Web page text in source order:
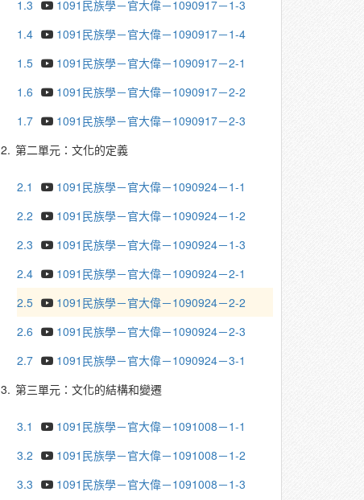
1.3
1091民族學－官大偉－1090917－1-3
1.4
1091民族學－官大偉－1090917－1-4
1.5
1091民族學－官大偉－1090917－2-1
1.6
1091民族學－官大偉－1090917－2-2
1.7
1091民族學－官大偉－1090917－2-3
2. 第二單元：文化的定義
2.1
1091民族學－官大偉－1090924－1-1
2.2
1091民族學－官大偉－1090924－1-2
2.3
1091民族學－官大偉－1090924－1-3
2.4
1091民族學－官大偉－1090924－2-1
2.5
1091民族學－官大偉－1090924－2-2
2.6
1091民族學－官大偉－1090924－2-3
2.7
1091民族學－官大偉－1090924－3-1
3. 第三單元：文化的結構和變遷
3.1
1091民族學－官大偉－1091008－1-1
3.2
1091民族學－官大偉－1091008－1-2
3.3
1091民族學－官大偉－1091008－1-3